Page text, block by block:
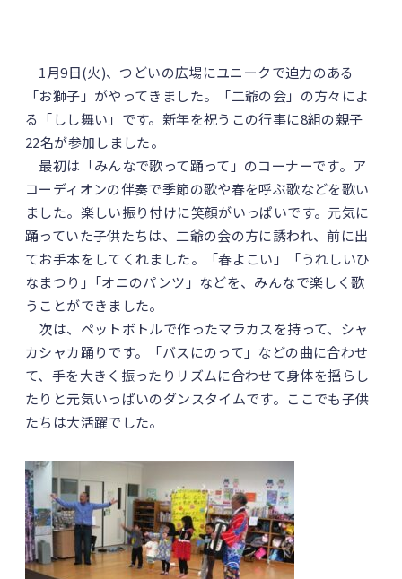
1月9日(火)、つどいの広場にユニークで迫力のある
「お獅子」がやってきました。「二爺の会」の方々によ
る「しし舞い」です。新年を祝うこの行事に8組の親子
22名が参加しました。
最初は「みんなで歌って踊って」のコーナーです。ア
コーディオンの伴奏で季節の歌や春を呼ぶ歌などを歌い
ました。楽しい振り付けに笑顔がいっぱいです。元気に
踊っていた子供たちは、二爺の会の方に誘われ、前に出
てお手本をしてくれました。「春よこい」「うれしいひ
なまつり｣「オニのパンツ」などを、みんなで楽しく歌
うことができました。
次は、ペットボトルで作ったマラカスを持って、シャ
カシャカ踊りです。「バスにのって」などの曲に合わせ
て、手を大きく振ったりリズムに合わせて身体を揺らし
たりと元気いっぱいのダンスタイムです。ここでも子供
たちは大活躍でした。